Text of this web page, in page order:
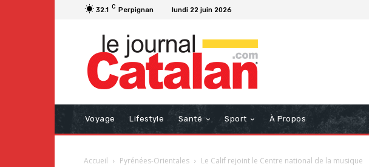
32.1 C Perpignan lundi 22 juin 2026
Voyage Lifestyle Santé Sport À Propos
Accueil Pyrénées-Orientales Le Calif rejoint le Centre national de la musique